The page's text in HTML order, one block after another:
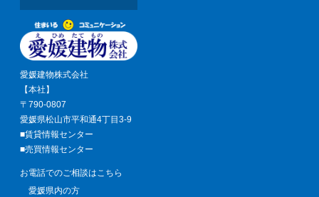
愛媛建物株式会社
【本社】
〒790-0807
愛媛県松山市平和通4丁目3-9
■賃貸情報センター
■売買情報センター
お電話でのご相談はこちら
愛媛県内の方